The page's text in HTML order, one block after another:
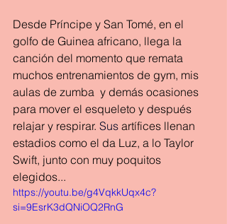
Desde Príncipe y San Tomé, en el
golfo de Guinea africano, llega la
canción del momento que remata
muchos entrenamientos de gym, mis
aulas de zumba  y demás ocasiones
para mover el esqueleto y después
relajar y respirar. Sus artífices llenan
estadios como el da Luz, a lo Taylor
Swift, junto con muy poquitos
elegidos...
https://youtu.be/g4VqkkUqx4c?
si=9EsrK3dQNiOQ2RnG